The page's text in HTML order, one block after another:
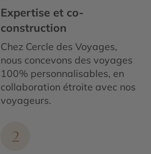
Expertise et co-
construction
Chez Cercle des Voyages,
nous concevons des voyages
100% personnalisables, en
collaboration étroite avec nos
voyageurs.
2